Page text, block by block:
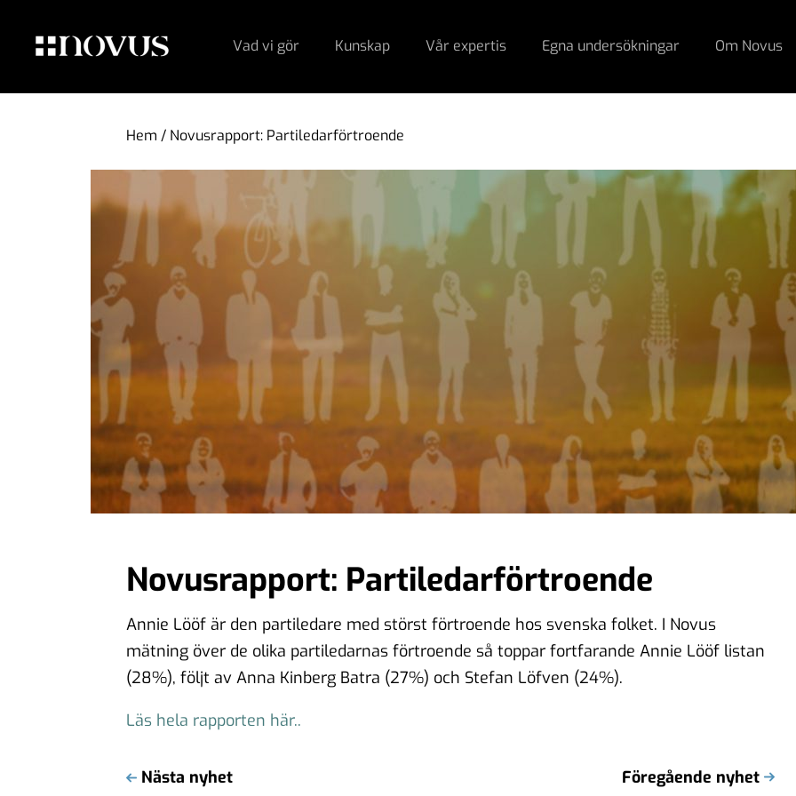
Vad vi gör Kunskap Vår expertis Egna undersökningar Om Novus
Hem / Novusrapport: Partiledarförtroende
Novusrapport: Partiledarförtroende
Annie Lööf är den partiledare med störst förtroende hos svenska folket. I Novus
mätning över de olika partiledarnas förtroende så toppar fortfarande Annie Lööf listan
(28%), följt av Anna Kinberg Batra (27%) och Stefan Löfven (24%).
Läs hela rapporten här..
Nästa nyhet Föregående nyhet